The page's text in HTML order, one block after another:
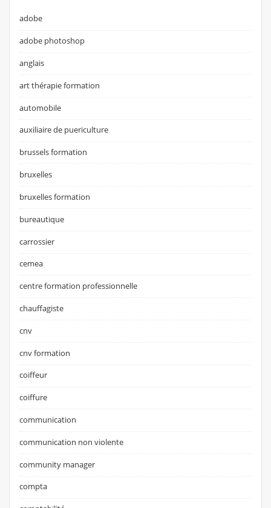
adobe
adobe photoshop
anglais
art thérapie formation
automobile
auxiliaire de puericulture
brussels formation
bruxelles
bruxelles formation
bureautique
carrossier
cemea
centre formation professionnelle
chauffagiste
cnv
cnv formation
coiffeur
coiffure
communication
communication non violente
community manager
compta